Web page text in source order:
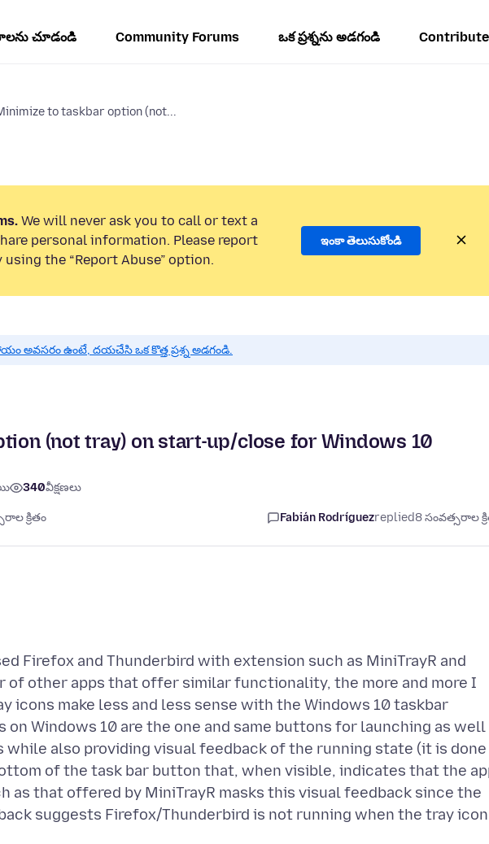
చూడండి Community Forums ఒక ప్రశ్నను అడగండి Contribute
to taskbar option (not...
We will never ask you to call or text a
personal information. Please report
the “Report Abuse” option.
ఇంకా తెలుసుకోండి
అవసరం ఉంటే, దయచేసి ఒక కొత్త ప్రశ్న అడగండి.
(not tray) on start-up/close for Windows 10
340వీక్షణలు
క్రితం Fabián Rodríguezreplied8 సంవత్సరాల
Firefox and Thunderbird with extension such as MiniTrayR and
of other apps that offer similar functionality, the more and more I
icons make less and less sense with the Windows 10 taskbar
Windows 10 are the one and same buttons for launching as well
while also providing visual feedback of the running state (it is done
of the task bar button that, when visible, indicates that the
as that offered by MiniTrayR masks this visual feedback since the
suggests Firefox/Thunderbird is not running when the tray icon